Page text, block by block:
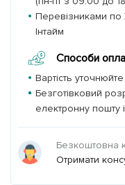
Перевізниками по
Інтайм
Способи
Вартість
Безготівковий
електронну пошту
Безкоштовна
Отримати